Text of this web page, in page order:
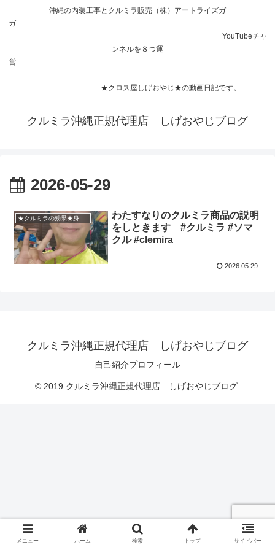
沖縄の内装工事とクルミラ販売（株）アートライズガ
ガ
YouTubeチャ
ンネルを８つ運
営
★クロス屋しげおやじ★の動画日記です。
クルミラ沖縄正規代理店 しげおやじブログ
2026-05-29
わたすなりのクルミラ商品の説明
をしときます #クルミラ #ソマ
クル #clemira
2026.05.29
クルミラ沖縄正規代理店 しげおやじブログ
自己紹介プロフィール
© 2019 クルミラ沖縄正規代理店 しげおやじブログ.
メニュー ホーム 検索 トップ サイドバー